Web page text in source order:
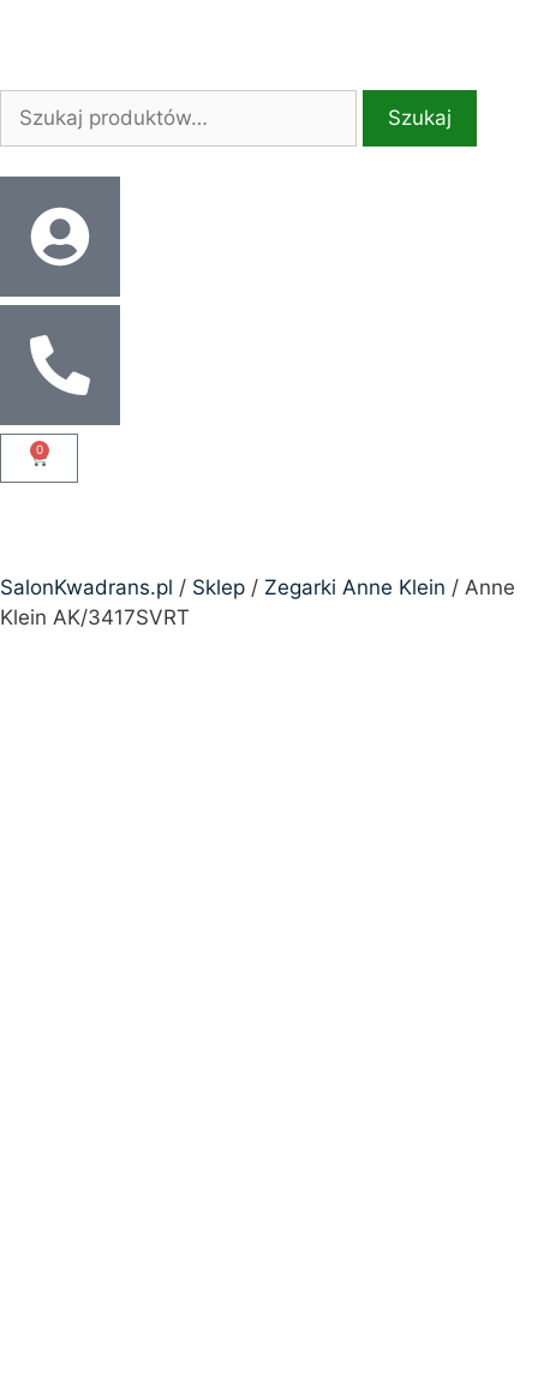
Szukaj
0
SalonKwadrans.pl / Sklep / Zegarki Anne Klein / Anne
Klein AK/3417SVRT